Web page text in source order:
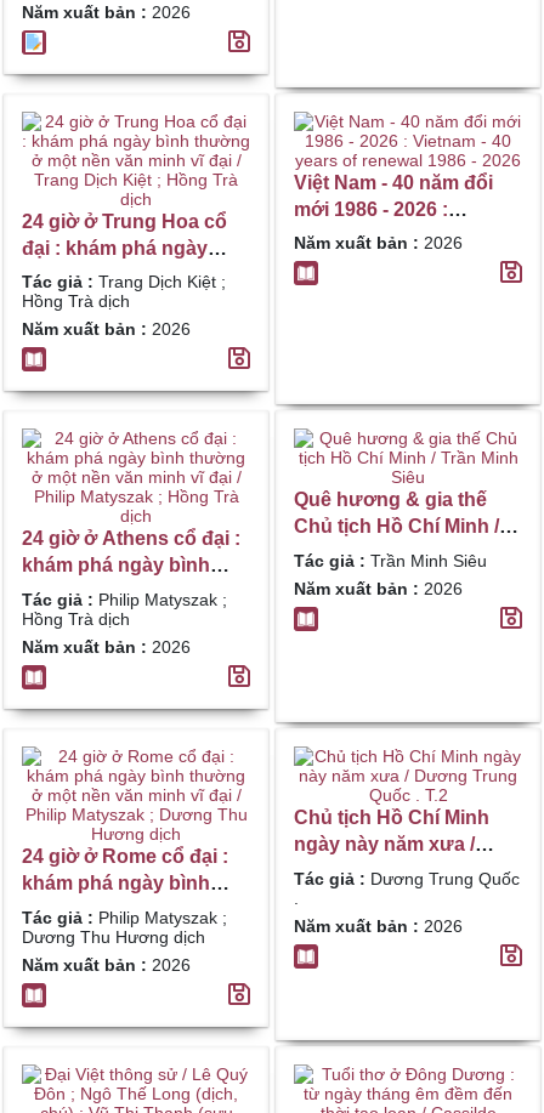
Năm xuất bản : 2026
24 giờ ở Trung Hoa cổ
đại : khám phá ngày
bình thường ở một nền
văn minh vĩ đại / Trang
Dịch Kiệt ; Hồng Trà
dịch
Tác giả : Trang Dịch Kiệt ;
Hồng Trà dịch
Năm xuất bản : 2026
Việt Nam - 40 năm đổi
mới 1986 - 2026 :
Vietnam - 40 years of
renewal 1986 - 2026
Năm xuất bản : 2026
24 giờ ở Athens cổ đại :
khám phá ngày bình
thường ở một nền văn
minh vĩ đại / Philip
Matyszak ; Hồng Trà
dịch
Tác giả : Philip Matyszak ;
Hồng Trà dịch
Năm xuất bản : 2026
Quê hương & gia thế
Chủ tịch Hồ Chí Minh /
Trần Minh Siêu
Tác giả : Trần Minh Siêu
Năm xuất bản : 2026
24 giờ ở Rome cổ đại :
khám phá ngày bình
thường ở một nền văn
minh vĩ đại / Philip
Matyszak ; Dương Thu
Hương dịch
Tác giả : Philip Matyszak ;
Dương Thu Hương dịch
Năm xuất bản : 2026
Chủ tịch Hồ Chí Minh
ngày này năm xưa /
Dương Trung Quốc . T.2
Tác giả : Dương Trung Quốc
Năm xuất bản : 2026